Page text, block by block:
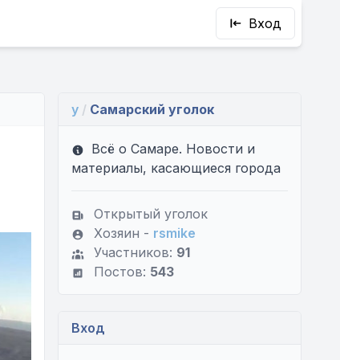
Вход
y / Самарский уголок
Всё о Самаре. Новости и
материалы, касающиеся города
Открытый уголок
Хозяин - rsmike
Участников: 91
Постов: 543
Вход